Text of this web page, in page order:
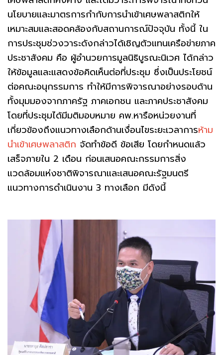
นโยบายและมาตรการกำกับการนำเข้าเศษพลาสติกให้
เหมาะสมและสอดคล้องกับสถานการณ์ปัจจุบัน ทั้งนี้ ใน
การประชุมช่วงวาระดังกล่าวได้เชิญตัวแทนเครือข่ายภาค
ประชาสังคม คือ ผู้อำนวยการมูลนิธิบูรณะนิเวศ ได้กล่าว
ให้ข้อมูลและแสดงข้อคิดเห็นต่อที่ประชุม ซึ่งเป็นประโยชน์
ต่อคณะอนุกรรมการ ทำให้มีการพิจารณาอย่างรอบด้าน
ทั้งมุมมองจากภาครัฐ ภาคเอกชน และภาคประชาสังคม
โดยที่ประชุมได้มีมติมอบหมาย คพ.หารือหน่วยงานที่
เกี่ยวข้องถึงแนวทางเลือกด้านเงื่อนไขระยะเวลาการห้าม
นำเข้าเศษพลาสติก จัดทำข้อดี ข้อเสีย โดยกำหนดแล้ว
เสร็จภายใน 2 เดือน ก่อนเสนอคณะกรรมการสิ่ง
แวดล้อมแห่งชาติพิจารณาและเสนอคณะรัฐมนตรี
แนวทางการดำเนินงาน 3 ทางเลือก มีดังนี้